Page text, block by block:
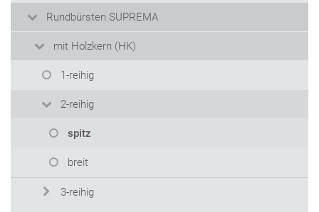
Rundbürsten SUPREMA
mit Holzkern (HK)
1-reihig
2-reihig
spitz
breit
3-reihig